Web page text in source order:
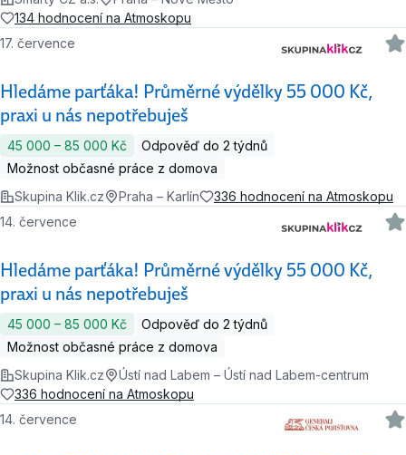
134 hodnocení na Atmoskopu
Hledáme parťáka! Průměrné výdělky 55 000 Kč,
praxi u nás nepotřebuješ
17. července
45 000 ‍–‍ 85 000 Kč
Odpověď do 2 týdnů
Možnost občasné práce z domova
Skupina Klik.cz
Praha – Karlín 336 hodnocení na Atmoskopu
Hledáme parťáka! Průměrné výdělky 55 000 Kč,
praxi u nás nepotřebuješ
14. července
45 000 ‍–‍ 85 000 Kč
Odpověď do 2 týdnů
Možnost občasné práce z domova
Skupina Klik.cz
Ústí nad Labem – Ústí nad Labem-centrum
336 hodnocení na Atmoskopu
14. července